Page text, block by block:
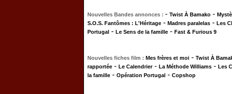
Nouvelles Bandes annonces : - Twist À Bamako -
S.O.S. Fantômes : L'Héritage - Madres paralelas - Les
Portugal - Le Sens de la famille - Fast & Furious 9
Nouvelles fiches film : Mes frères et moi - Twist À
rapportée - Le Calendrier- La Méthode Williams - Les
la famille - Opération Portugal - Copshop